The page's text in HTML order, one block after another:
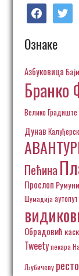
facebooktwitter
Ознаке
Азбуковица
Бранко
Велико Градиште
Дунав
Пећина
Прослоп
Шумадија
Обрадовић
Tweetyпекара
Љубичеву